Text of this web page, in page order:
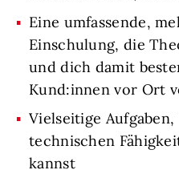
Eine umfassende,
Einschulung, die
und dich damit
Kund:innen vor Ort
Vielseitige
technischen
kannst